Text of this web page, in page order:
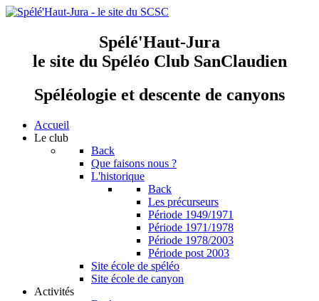
Spélé'Haut-Jura
le site du Spéléo Club SanClaudien
Spéléologie et descente de canyons
Accueil
Le club
Back
Que faisons nous ?
L'historique
Back
Les précurseurs
Période 1949/1971
Période 1971/1978
Période 1978/2003
Période post 2003
Site école de spéléo
Site école de canyon
Activités